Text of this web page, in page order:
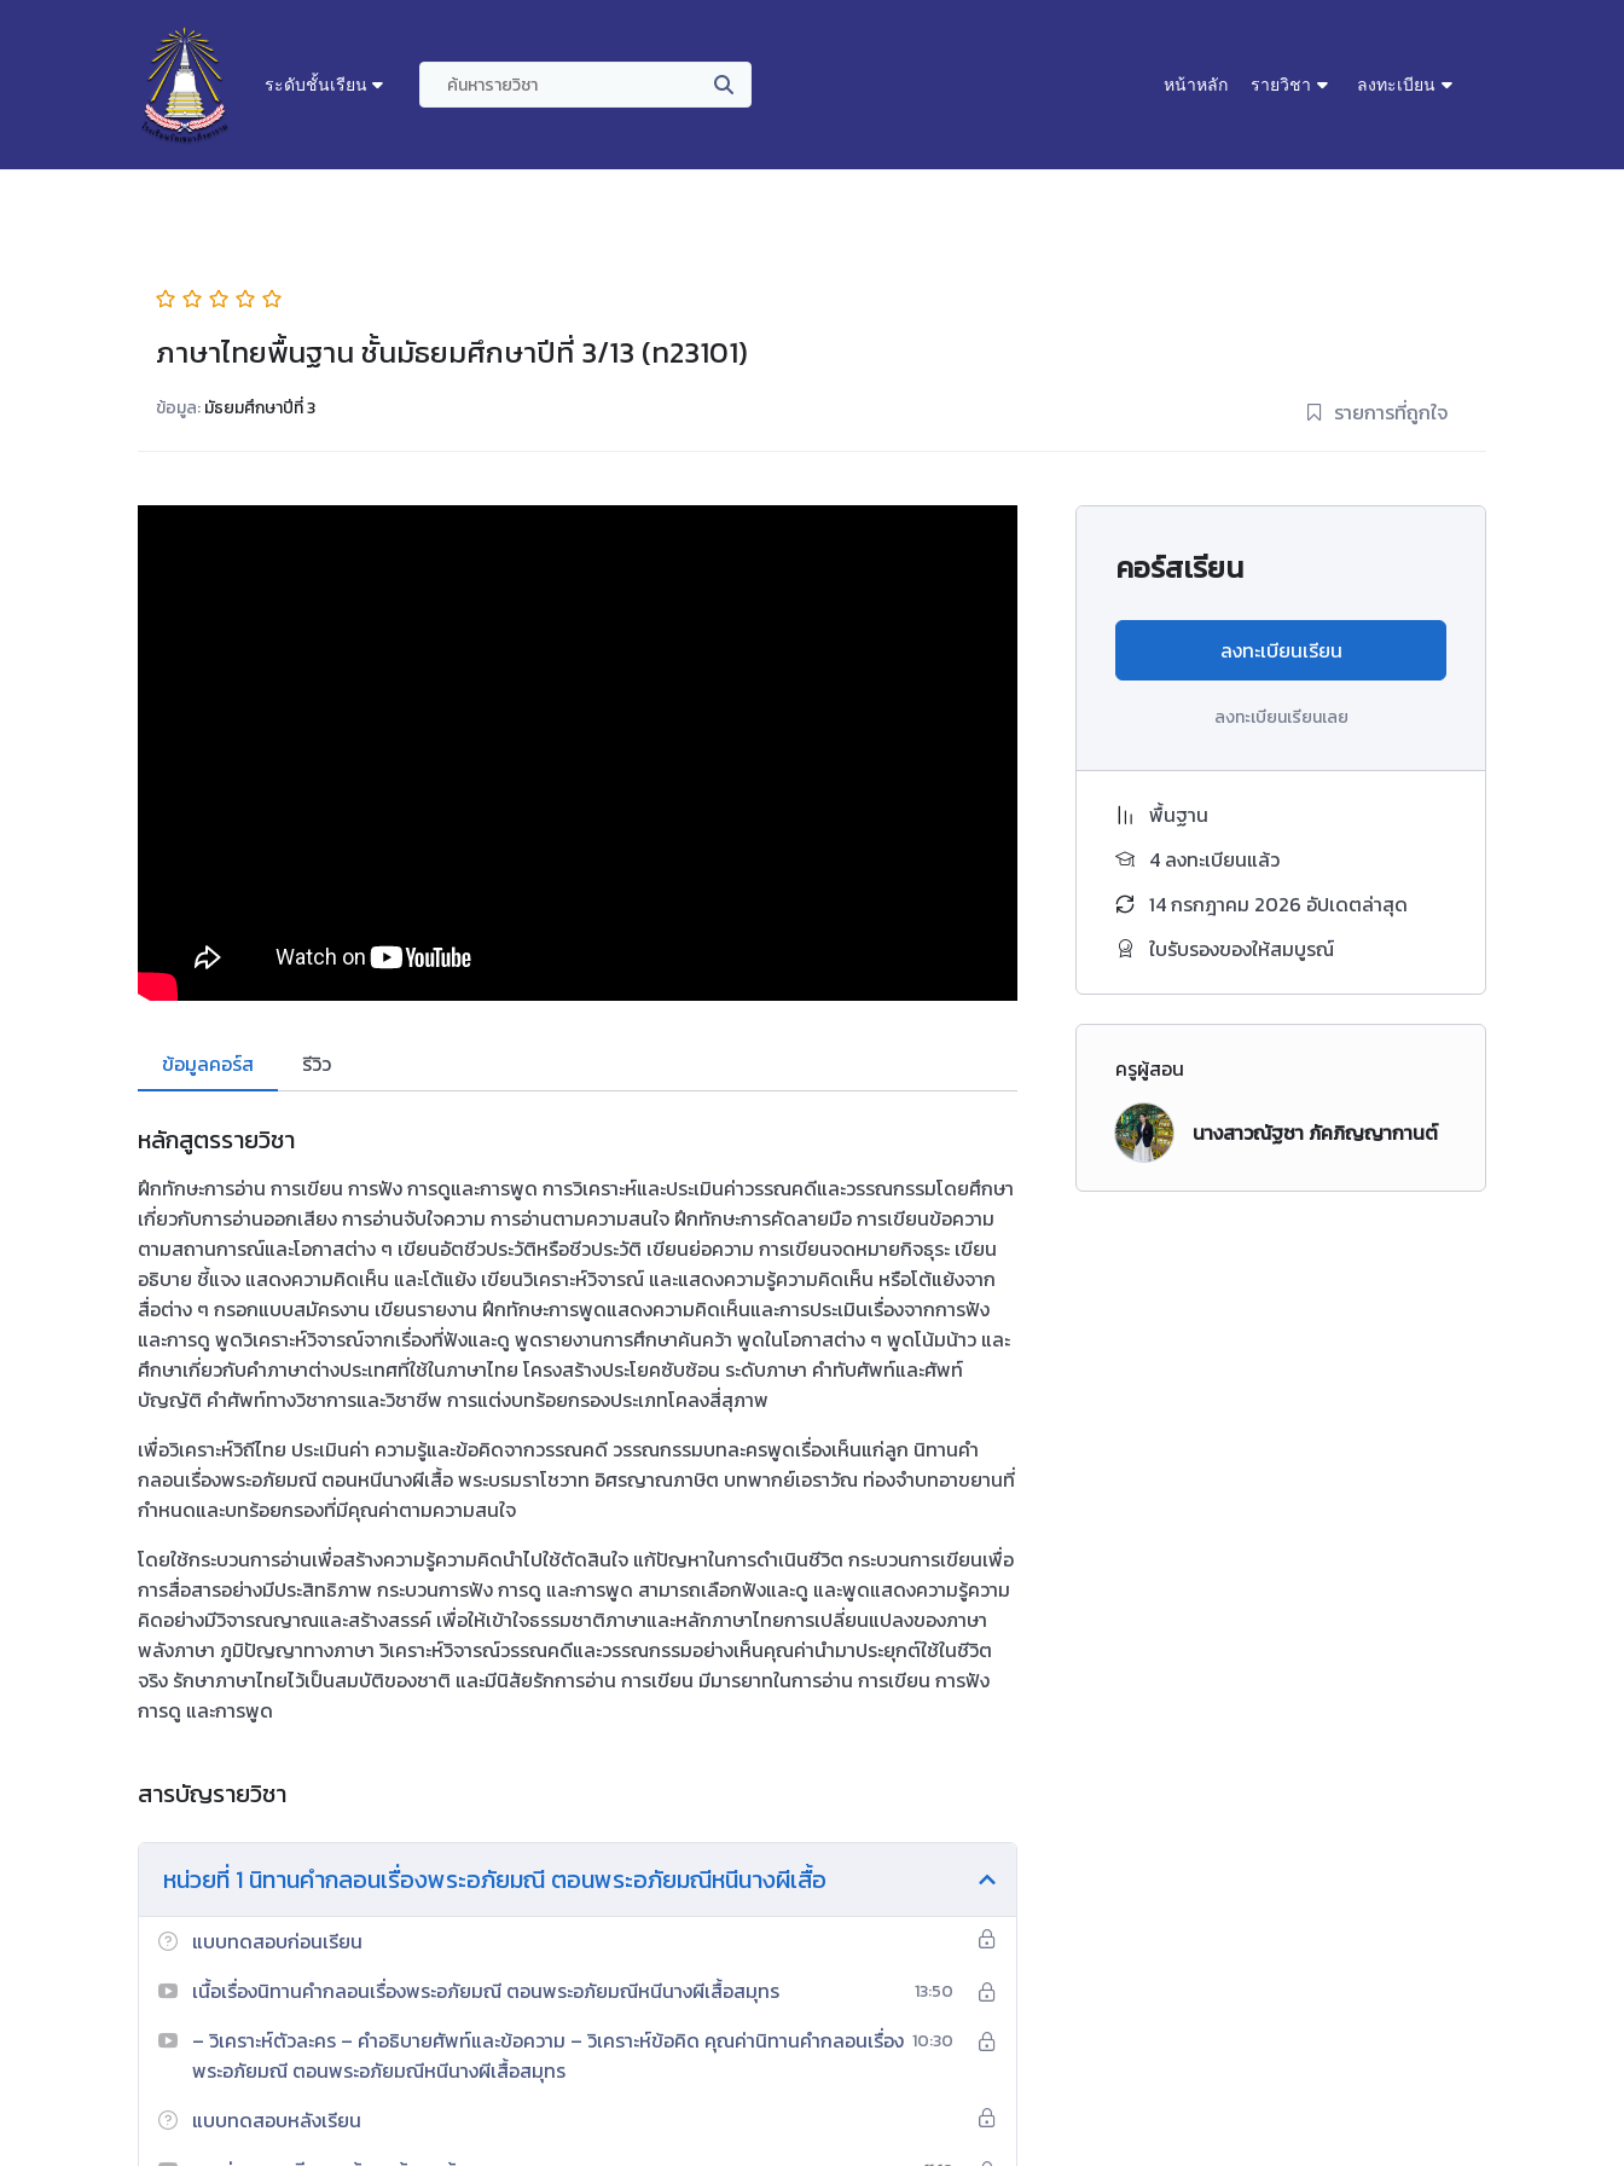
ระดับชั้นเรียน หน้าหลัก รายวิชา ลงทะเบียน
ภาษาไทยพื้นฐาน ชั้นมัธยมศึกษาปีที่ 3/13 (ท23101)
ข้อมูล:มัธยมศึกษาปีที่ 3 รายการที่ถูกใจ
ข้อมูลคอร์ส รีวิว
หลักสูตรรายวิชา
ฝึกทักษะการอ่าน การเขียน การฟัง การดูและการพูด การวิเคราะห์และประเมินค่าวรรณคดีและวรรณกรรมโดยศึกษา
เกี่ยวกับการอ่านออกเสียง การอ่านจับใจความ การอ่านตามความสนใจ ฝึกทักษะการคัดลายมือ การเขียนข้อความ
ตามสถานการณ์และโอกาสต่าง ๆ เขียนอัตชีวประวัติหรือชีวประวัติ เขียนย่อความ การเขียนจดหมายกิจธุระ เขียน
อธิบาย ชี้แจง แสดงความคิดเห็น และโต้แย้ง เขียนวิเคราะห์วิจารณ์ และแสดงความรู้ความคิดเห็น หรือโต้แย้งจาก
สื่อต่าง ๆ กรอกแบบสมัครงาน เขียนรายงาน ฝึกทักษะการพูดแสดงความคิดเห็นและการประเมินเรื่องจากการฟัง
และการดู พูดวิเคราะห์วิจารณ์จากเรื่องที่ฟังและดู พูดรายงานการศึกษาค้นคว้า พูดในโอกาสต่าง ๆ พูดโน้มน้าว และ
ศึกษาเกี่ยวกับคำภาษาต่างประเทศที่ใช้ในภาษาไทย โครงสร้างประโยคซับซ้อน ระดับภาษา คำทับศัพท์และศัพท์
บัญญัติ คำศัพท์ทางวิชาการและวิชาชีพ การแต่งบทร้อยกรองประเภทโคลงสี่สุภาพ
เพื่อวิเคราะห์วิถีไทย ประเมินค่า ความรู้และข้อคิดจากวรรณคดี วรรณกรรมบทละครพูดเรื่องเห็นแก่ลูก นิทานคำ
กลอนเรื่องพระอภัยมณี ตอนหนีนางผีเสื้อ พระบรมราโชวาท อิศรญาณภาษิต บทพากย์เอราวัณ ท่องจำบทอาขยานที่
กำหนดและบทร้อยกรองที่มีคุณค่าตามความสนใจ
โดยใช้กระบวนการอ่านเพื่อสร้างความรู้ความคิดนำไปใช้ตัดสินใจ แก้ปัญหาในการดำเนินชีวิต กระบวนการเขียนเพื่อ
การสื่อสารอย่างมีประสิทธิภาพ กระบวนการฟัง การดู และการพูด สามารถเลือกฟังและดู และพูดแสดงความรู้ความ
คิดอย่างมีวิจารณญาณและสร้างสรรค์ เพื่อให้เข้าใจธรรมชาติภาษาและหลักภาษาไทยการเปลี่ยนแปลงของภาษา
พลังภาษา ภูมิปัญญาทางภาษา วิเคราะห์วิจารณ์วรรณคดีและวรรณกรรมอย่างเห็นคุณค่านำมาประยุกต์ใช้ในชีวิต
จริง รักษาภาษาไทยไว้เป็นสมบัติของชาติ และมีนิสัยรักการอ่าน การเขียน มีมารยาทในการอ่าน การเขียน การฟัง
การดู และการพูด
สารบัญรายวิชา
หน่วยที่ 1 นิทานคำกลอนเรื่องพระอภัยมณี ตอนพระอภัยมณีหนีนางผีเสื้อ
แบบทดสอบก่อนเรียน
เนื้อเรื่องนิทานคำกลอนเรื่องพระอภัยมณี ตอนพระอภัยมณีหนีนางผีเสื้อสมุทร
13:50
– วิเคราะห์ตัวละคร – คำอธิบายศัพท์และข้อความ – วิเคราะห์ข้อคิด คุณค่านิทานคำกลอนเรื่อง
พระอภัยมณี ตอนพระอภัยมณีหนีนางผีเสื้อสมุทร
10:30
แบบทดสอบหลังเรียน
คอร์สเรียน
ลงทะเบียนเรียน
ลงทะเบียนเรียนเลย
พื้นฐาน
4 ลงทะเบียนแล้ว
14 กรกฎาคม 2026 อัปเดตล่าสุด
ใบรับรองของให้สมบูรณ์
ครูผู้สอน
นางสาวณัฐชา ภัคภิญญากานต์